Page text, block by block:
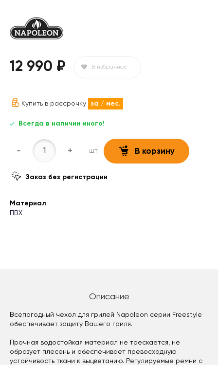
12 990 ₽ В избранное
Купить в рассрочку за / мес.
Всегда в наличии много!
- + шт. В корзину
Заказ без регистрации
Материал
ПВХ
Описание
Всепогодный чехол для грилей Napoleon серии Freestyle
обеспечивает защиту Вашего гриля.
Прочная водостойкая материал не трескается, не
образует плесень и обеспечивает превосходную
устойчивость ткани к выцветанию. Регулируемые ремни с